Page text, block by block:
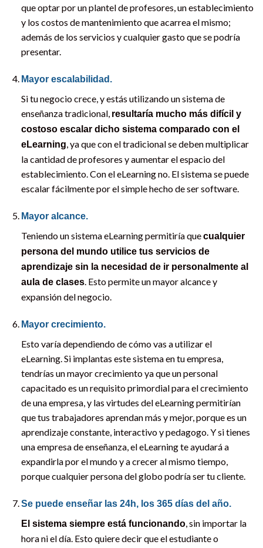
que optar por un plantel de profesores, un establecimiento
y los costos de mantenimiento que acarrea el mismo;
además de los servicios y cualquier gasto que se podría
presentar.
Mayor escalabilidad.
Si tu negocio crece, y estás utilizando un sistema de
enseñanza tradicional, resultaría mucho más difícil y
costoso escalar dicho sistema comparado con el
eLearning, ya que con el tradicional se deben multiplicar
la cantidad de profesores y aumentar el espacio del
establecimiento. Con el eLearning no. El sistema se puede
escalar fácilmente por el simple hecho de ser software.
Mayor alcance.
Teniendo un sistema eLearning permitiría quecualquier
persona del mundo utilice tus servicios de
aprendizaje sin la necesidad de ir personalmente al
aula de clases. Esto permite un mayor alcance y
expansión del negocio.
Mayor crecimiento.
Esto varía dependiendo de cómo vas a utilizar el
eLearning. Si implantas este sistema en tu empresa,
tendrías un mayor crecimiento ya que un personal
capacitado es un requisito primordial para el crecimiento
de una empresa, y las virtudes del eLearning permitirían
que tus trabajadores aprendan más y mejor, porque es un
aprendizaje constante, interactivo y pedagogo. Y si tienes
una empresa de enseñanza, el eLearning te ayudará a
expandirla por el mundo y a crecer al mismo tiempo,
porque cualquier persona del globo podría ser tu cliente.
Se puede enseñar las 24h, los 365 días del año.
El sistema siempre está funcionando, sin importar la
hora ni el día. Esto quiere decir que el estudiante o